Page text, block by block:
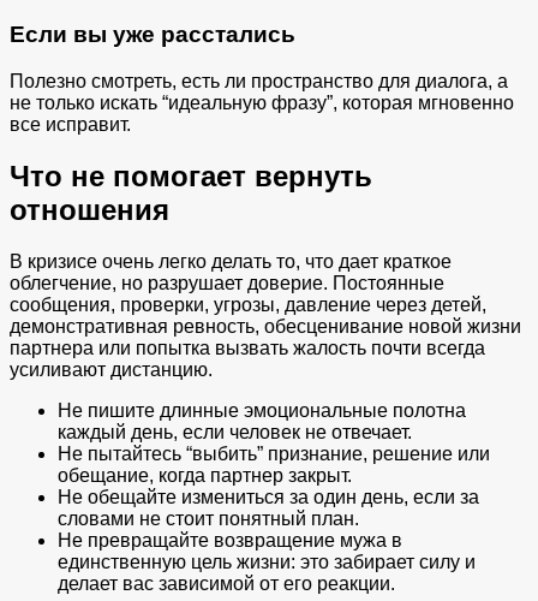
Если вы уже расстались
Полезно смотреть, есть ли пространство для диалога, а
не только искать “идеальную фразу”, которая мгновенно
все исправит.
Что не помогает вернуть
отношения
В кризисе очень легко делать то, что дает краткое
облегчение, но разрушает доверие. Постоянные
сообщения, проверки, угрозы, давление через детей,
демонстративная ревность, обесценивание новой жизни
партнера или попытка вызвать жалость почти всегда
усиливают дистанцию.
Не пишите длинные эмоциональные полотна
каждый день, если человек не отвечает.
Не пытайтесь “выбить” признание, решение или
обещание, когда партнер закрыт.
Не обещайте измениться за один день, если за
словами не стоит понятный план.
Не превращайте возвращение мужа в
единственную цель жизни: это забирает силу и
делает вас зависимой от его реакции.